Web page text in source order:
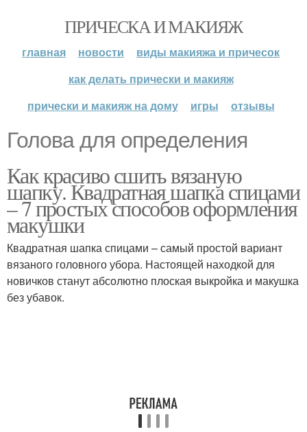
ПРИЧЕСКА И МАКИЯЖ
главная новости
виды макияжа и причесок
как делать прически и макияж
прически и макияж на дому
игры отзывы
Голова для определения
Как красиво сшить вязаную
шапку. Квадратная шапка спицами
– 7 простых способов оформления
макушки
Квадратная шапка спицами – самый простой вариант
вязаного головного убора. Настоящей находкой для
новичков станут абсолютно плоская выкройка и макушка
без убавок.